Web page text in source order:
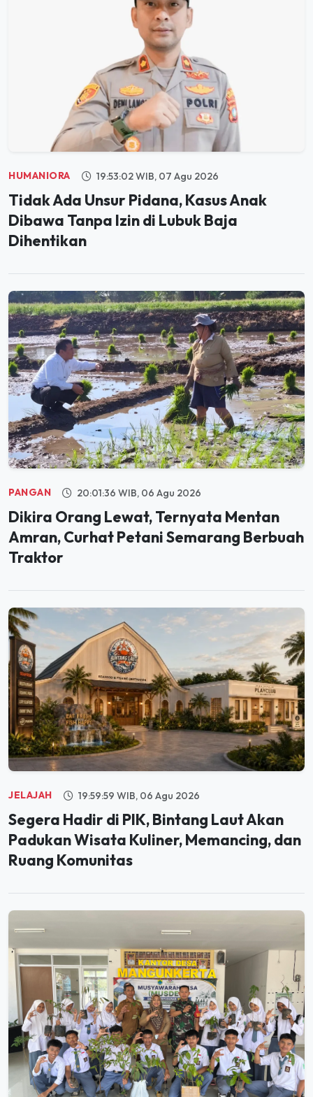
HUMANIORA 19:53:02 WIB, 07 Agu 2026
Tidak Ada Unsur Pidana, Kasus Anak
Dibawa Tanpa Izin di Lubuk Baja
Dihentikan
PANGAN 20:01:36 WIB, 06 Agu 2026
Dikira Orang Lewat, Ternyata Mentan
Amran, Curhat Petani Semarang Berbuah
Traktor
JELAJAH 19:59:59 WIB, 06 Agu 2026
Segera Hadir di PIK, Bintang Laut Akan
Padukan Wisata Kuliner, Memancing, dan
Ruang Komunitas